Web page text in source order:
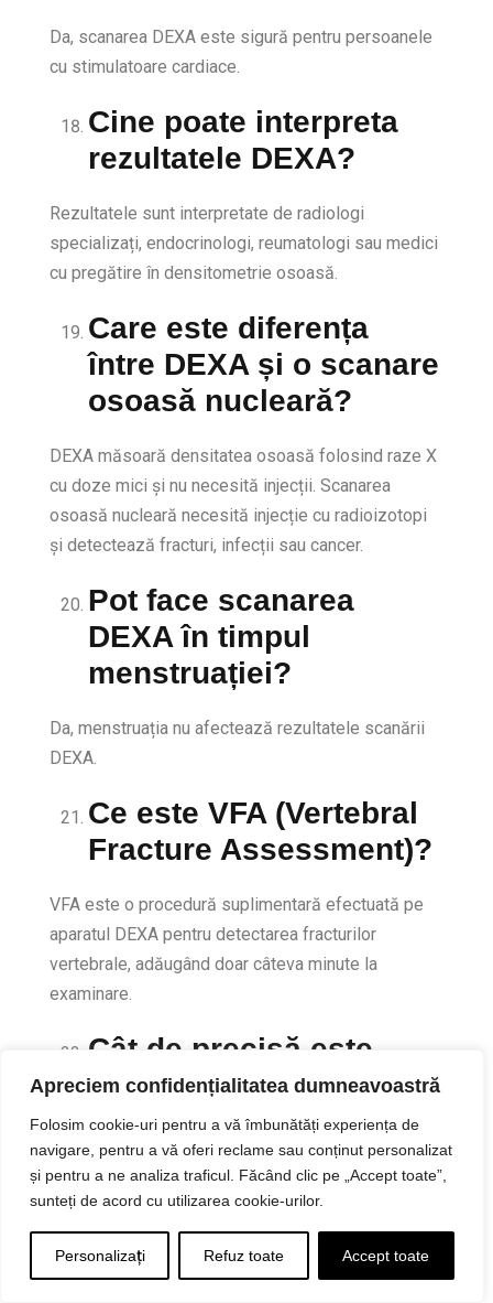
Apreciem confidențialitatea dumneavoastră
Folosim cookie-uri pentru a vă îmbunătăți experiența de
navigare, pentru a vă oferi reclame sau conținut personalizat
și pentru a ne analiza traficul. Făcând clic pe „Accept toate”,
sunteți de acord cu utilizarea cookie-urilor.
Personalizați Refuz toate Accept toate
Da, scanarea DEXA este sigură pentru persoanele
cu stimulatoare cardiace.
Cine poate interpreta
rezultatele DEXA?
Rezultatele sunt interpretate de radiologi
specializați, endocrinologi, reumatologi sau medici
cu pregătire în densitometrie osoasă.
Care este diferența
între DEXA și o scanare
osoasă nucleară?
DEXA măsoară densitatea osoasă folosind raze X
cu doze mici și nu necesită injecții. Scanarea
osoasă nucleară necesită injecție cu radioizotopi
și detectează fracturi, infecții sau cancer.
Pot face scanarea
DEXA în timpul
menstruației?
Da, menstruația nu afectează rezultatele scanării
DEXA.
Ce este VFA (Vertebral
Fracture Assessment)?
VFA este o procedură suplimentară efectuată pe
aparatul DEXA pentru detectarea fracturilor
vertebrale, adăugând doar câteva minute la
examinare.
Cât de precisă este
scanarea DEXA?
DEXA are o precizie excelentă cu o rată de eroare
de doar 1-2%, mult mai bună decât alte metode de
măsurare a compoziției corporale (5-15%).
Pot avea scanarea
DEXA dacă am